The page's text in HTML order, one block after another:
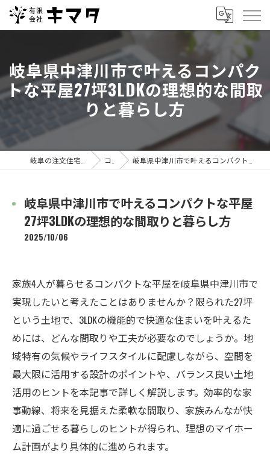
岐阜県中津川市で叶えるコンパク
トな平屋27坪3LDKの理想的な間取
りと暮らし方
コラム 岐阜県中津川市で叶えるコンパクトな平屋27坪3LDKの理想的な間取りと暮らし方
岐阜県中津川市で叶えるコンパクトな平屋
27坪3LDKの理想的な間取りと暮らし方
2025/10/06
家族4人が暮らせるコンパクトな平屋を岐阜県中津川市で
実現したいと考えたことはありませんか？限られた27坪
という土地で、3LDKの機能的で快適な住まいを叶えるた
めには、どんな間取りや工夫が必要なのでしょうか。地
域特有の気候やライフスタイルに配慮しながら、空間を
最大限に活用する設計のポイントや、バランス良い土地
活用のヒントを本記事で詳しく解説します。効率的な家
事動線、将来を見据えた柔軟な間取り、家族みんなが快
適に過ごせる暮らしのヒントが得られ、理想のマイホー
ム計画がより具体的に進められます。